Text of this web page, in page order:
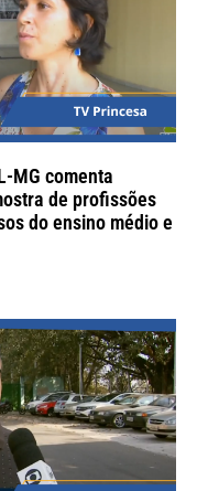
MG comenta
de profissões
do ensino médio e